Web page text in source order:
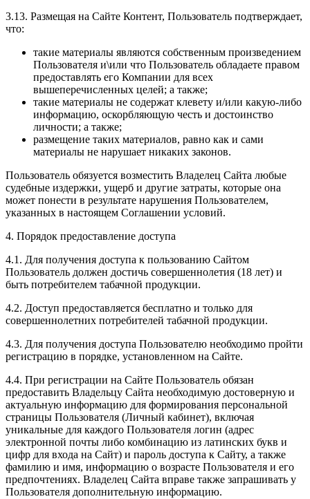
3.13. Размещая на Сайте Контент, Пользователь подтверждает,
что:
такие материалы являются собственным произведением
Пользователя и\или что Пользователь обладаете правом
предоставлять его Компании для всех
вышеперечисленных целей; а также;
такие материалы не содержат клевету и/или какую-либо
информацию, оскорбляющую честь и достоинство
личности; а также;
размещение таких материалов, равно как и сами
материалы не нарушает никаких законов.
Пользователь обязуется возместить Владелец Сайта любые
судебные издержки, ущерб и другие затраты, которые она
может понести в результате нарушения Пользователем,
указанных в настоящем Соглашении условий.
4. Порядок предоставление доступа
4.1. Для получения доступа к пользованию Сайтом
Пользователь должен достичь совершеннолетия (18 лет) и
быть потребителем табачной продукции.
4.2. Доступ предоставляется бесплатно и только для
совершеннолетних потребителей табачной продукции.
4.3. Для получения доступа Пользователю необходимо пройти
регистрацию в порядке, установленном на Сайте.
4.4. При регистрации на Сайте Пользователь обязан
предоставить Владельцу Сайта необходимую достоверную и
актуальную информацию для формирования персональной
страницы Пользователя (Личный кабинет), включая
уникальные для каждого Пользователя логин (адрес
электронной почты либо комбинацию из латинских букв и
цифр для входа на Сайт) и пароль доступа к Сайту, а также
фамилию и имя, информацию о возрасте Пользователя и его
предпочтениях. Владелец Сайта вправе также запрашивать у
Пользователя дополнительную информацию.